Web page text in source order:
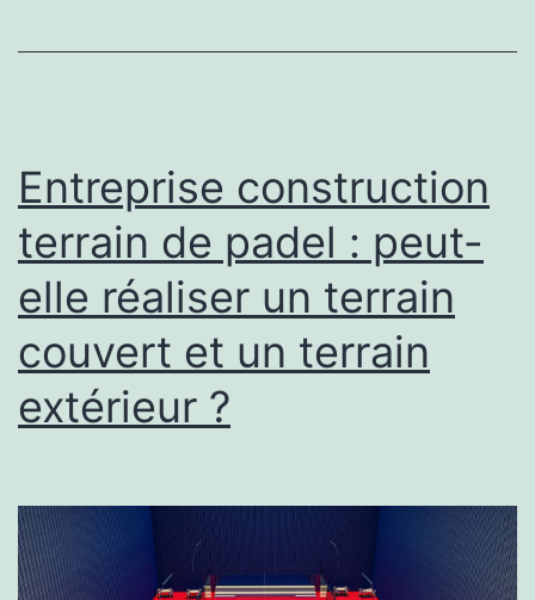
construction
court
de
tennis
à
Avignon
?
Entreprise construction
terrain de padel : peut-
elle réaliser un terrain
couvert et un terrain
extérieur ?